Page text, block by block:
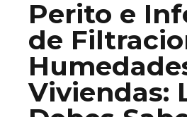
Perito e
de
Viviendas: